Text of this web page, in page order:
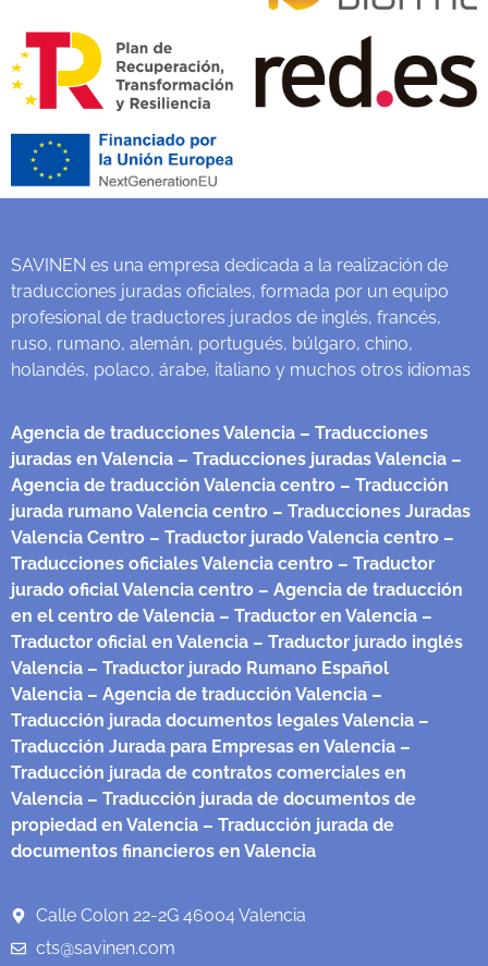
SAVINEN es una empresa dedicada a la realización de
traducciones juradas oficiales, formada por un equipo
profesional de traductores jurados de inglés, francés,
ruso, rumano, alemán, portugués, búlgaro, chino,
holandés, polaco, árabe, italiano y muchos otros idiomas
Agencia de traducciones Valencia – Traducciones
juradas en Valencia – Traducciones juradas Valencia –
Agencia de traducción Valencia centro – Traducción
jurada rumano Valencia centro – Traducciones Juradas
Valencia Centro – Traductor jurado Valencia centro –
Traducciones oficiales Valencia centro – Traductor
jurado oficial Valencia centro – Agencia de traducción
en el centro de Valencia – Traductor en Valencia –
Traductor oficial en Valencia – Traductor jurado inglés
Valencia – Traductor jurado Rumano Español
Valencia – Agencia de traducción Valencia –
Traducción jurada documentos legales Valencia –
Traducción Jurada para Empresas en Valencia –
Traducción jurada de contratos comerciales en
Valencia – Traducción jurada de documentos de
propiedad en Valencia – Traducción jurada de
documentos financieros en Valencia
Calle Colon 22-2G 46004 Valencia
cts@savinen.com